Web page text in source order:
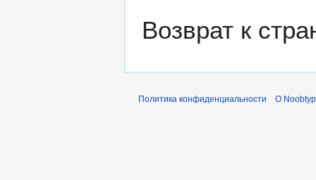
Возврат к
Политика конфиденциальности О